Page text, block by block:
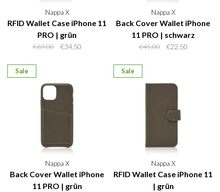
Nappa X
RFID Wallet Case iPhone 11
PRO | grün
€69,00 €34,50
Nappa X
Back Cover Wallet iPhone
11 PRO | schwarz
€45,00 €22,50
Sale
Nappa X
Back Cover Wallet iPhone
11 PRO | grün
Sale
Nappa X
RFID Wallet Case iPhone 11
| grün